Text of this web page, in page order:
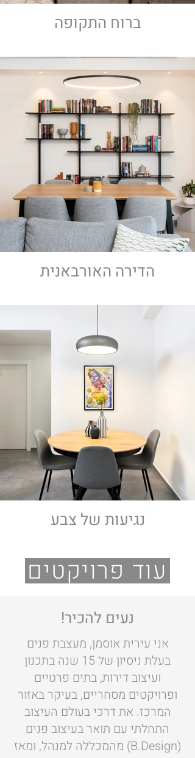
ברוח התקופה
הדירה האורבאנית
נגיעות של צבע
עוד פרויקטים
נעים להכיר!
אני עירית אוסמן, מעצבת פנים
בעלת ניסיון של 15 שנה בתכנון
ועיצוב דירות, בתים פרטיים
ופרויקטים מסחריים, בעיקר באזור
המרכז. את דרכי בעולם העיצוב
התחלתי עם תואר בעיצוב פנים
(B.Design) מהמכללה למנהל, ומאז